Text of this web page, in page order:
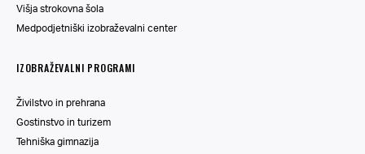
Višja strokovna šola
Medpodjetniški izobraževalni center
IZOBRAŽEVALNI PROGRAMI
Živilstvo in prehrana
Gostinstvo in turizem
Tehniška gimnazija